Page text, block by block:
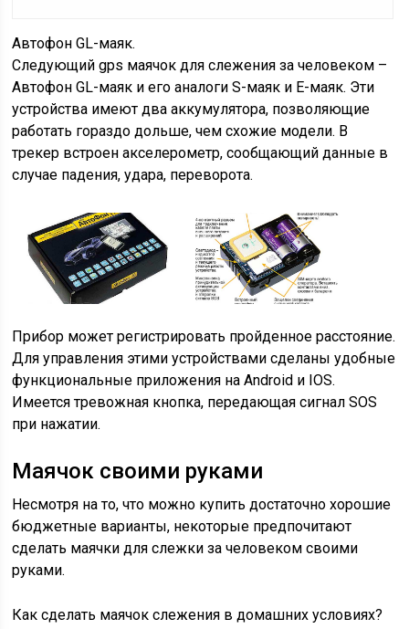
Автофон GL-маяк.
Следующий gps маячок для слежения за человеком –
Автофон GL-маяк и его аналоги S-маяк и E-маяк. Эти
устройства имеют два аккумулятора, позволяющие
работать гораздо дольше, чем схожие модели. В
трекер встроен акселерометр, сообщающий данные в
случае падения, удара, переворота.
Прибор может регистрировать пройденное расстояние.
Для управления этими устройствами сделаны удобные
функциональные приложения на Android и IOS.
Имеется тревожная кнопка, передающая сигнал SOS
при нажатии.
Маячок своими руками
Несмотря на то, что можно купить достаточно хорошие
бюджетные варианты, некоторые предпочитают
сделать маячки для слежки за человеком своими
руками.
Как сделать маячок слежения в домашних условиях?